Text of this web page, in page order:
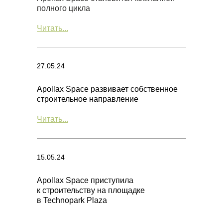
полного цикла
Читать...
27.05.24
Apollax Space развивает собственное
строительное направление
Читать...
15.05.24
Apollax Space приступила
к строительству на площадке
в Technopark Plaza